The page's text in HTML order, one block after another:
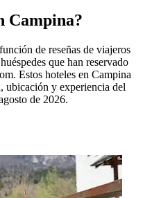
Campina?
de reseñas de viajeros
que han reservado
Estos hoteles en Campina
ubicación y experiencia del
de 2026.